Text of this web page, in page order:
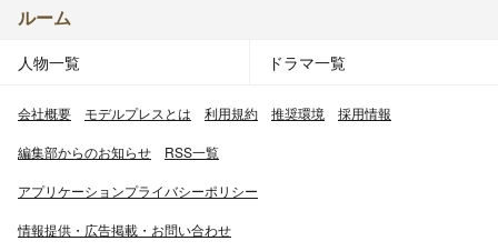
ルーム
人物一覧 ドラマ一覧
会社概要 モデルプレスとは 利用規約 推奨環境 採用情報
編集部からのお知らせ RSS一覧
アプリケーションプライバシーポリシー
情報提供・広告掲載・お問い合わせ